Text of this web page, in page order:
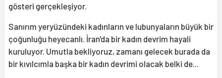
gösteri gerçekleşiyor.
Sanırım yeryüzündeki kadınların ve lubunyaların büyük bir
çoğunluğu heyecanlı. İran'da bir kadın devrim hayali
kuruluyor. Umutla bekliyoruz, zamanı gelecek burada da
bir kıvılcımla başka bir kadın devrimi olacak belki de...